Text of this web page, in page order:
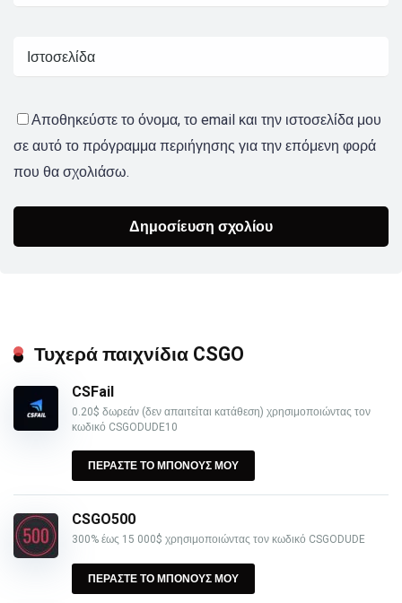
Αποθηκεύστε το όνομα, το email και την ιστοσελίδα μου
σε αυτό το πρόγραμμα περιήγησης για την επόμενη φορά
που θα σχολιάσω.
Τυχερά παιχνίδια CSGO
CSFail
0.20$ δωρεάν (δεν απαιτείται κατάθεση) χρησιμοποιώντας τον
κωδικό CSGODUDE10
ΠΕΡΑΣΤΕ ΤΟ ΜΠΟΝΟΥΣ ΜΟΥ
CSGO500
300% έως 15 000$ χρησιμοποιώντας τον κωδικό CSGODUDE
ΠΕΡΑΣΤΕ ΤΟ ΜΠΟΝΟΥΣ ΜΟΥ